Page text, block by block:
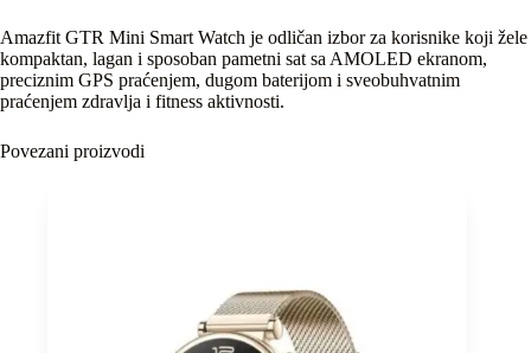
Amazfit GTR Mini Smart Watch je odličan izbor za korisnike koji žele
kompaktan, lagan i sposoban pametni sat sa AMOLED ekranom,
preciznim GPS praćenjem, dugom baterijom i sveobuhvatnim
praćenjem zdravlja i fitness aktivnosti.
Povezani proizvodi